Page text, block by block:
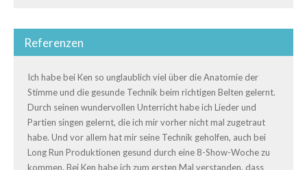
Referenzen
Ich habe bei Ken so unglaublich viel über die Anatomie der
Stimme und die gesunde Technik beim richtigen Belten gelernt.
Durch seinen wundervollen Unterricht habe ich Lieder und
Partien singen gelernt, die ich mir vorher nicht mal zugetraut
habe. Und vor allem hat mir seine Technik geholfen, auch bei
Long Run Produktionen gesund durch eine 8-Show-Woche zu
kommen. Bei Ken habe ich zum ersten Mal verstanden, dass